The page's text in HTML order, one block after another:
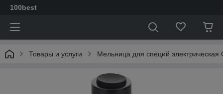
100best
Товары и услуги Мельница для специй